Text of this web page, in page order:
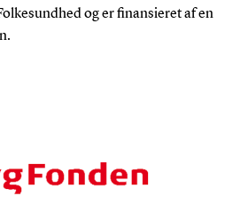
og er finansieret af en